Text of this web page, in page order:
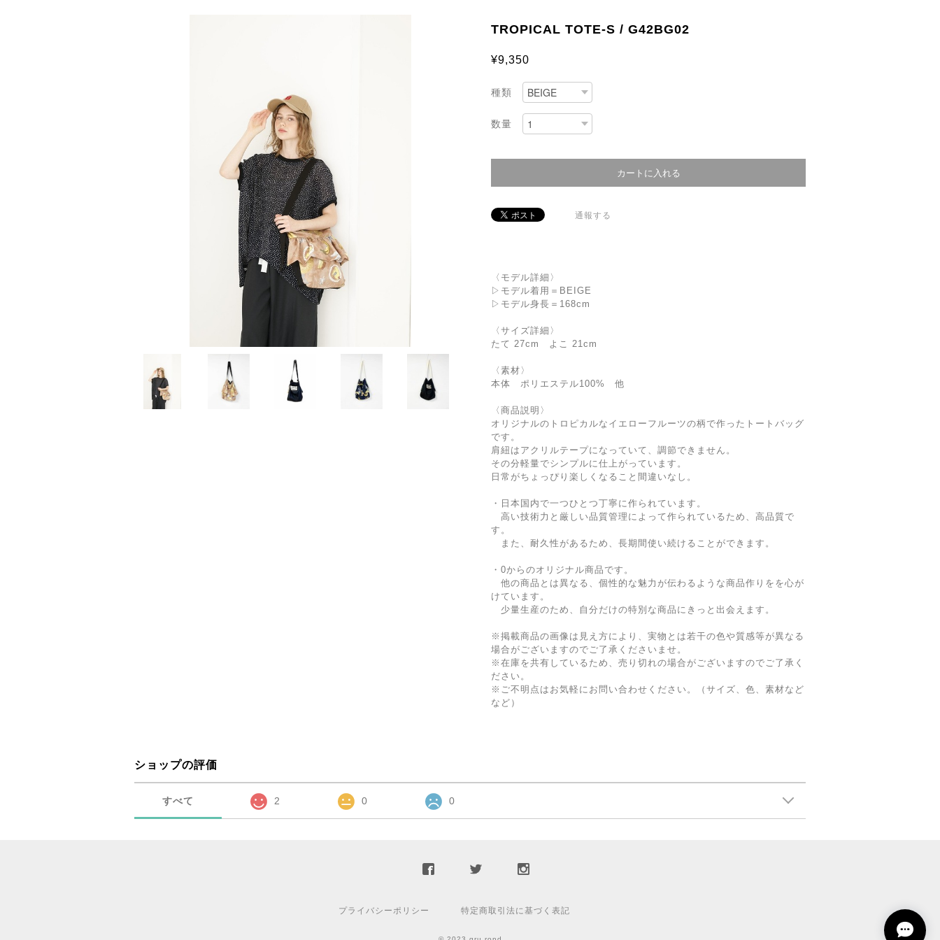
TROPICAL TOTE-S / G42BG02
¥9,350
種類
数量
通報する
〈モデル詳細〉
▷モデル着用＝BEIGE
▷モデル身長＝168cm
〈サイズ詳細〉
たて 27cm よこ 21cm
〈素材〉
本体 ポリエステル100% 他
〈商品説明〉
オリジナルのトロピカルなイエローフルーツの柄で作ったトートバッグ
です。
肩紐はアクリルテープになっていて、調節できません。
その分軽量でシンプルに仕上がっています。
日常がちょっぴり楽しくなること間違いなし。
・日本国内で一つひとつ丁寧に作られています。
高い技術力と厳しい品質管理によって作られているため、高品質で
す。
また、耐久性があるため、長期間使い続けることができます。
・0からのオリジナル商品です。
他の商品とは異なる、個性的な魅力が伝わるような商品作りをを心が
けています。
少量生産のため、自分だけの特別な商品にきっと出会えます。
※掲載商品の画像は見え方により、実物とは若干の色や質感等が異なる
場合がございますのでご了承くださいませ。
※在庫を共有しているため、売り切れの場合がございますのでご了承く
ださい。
※ご不明点はお気軽にお問い合わせください。（サイズ、色、素材など
など）
ショップの評価
すべて 2 0 0
プライバシーポリシー 特定商取引法に基づく表記